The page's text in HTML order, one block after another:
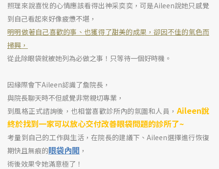
照理來說喜悅的心情應該看得出神采奕奕，可是Aileen說她只感覺
到自己看起來好像疲憊不堪，
明明做著自己喜歡的事、也獲得了甜美的成果，卻因不佳的氣色而
掃興，
從此除眼袋就被她列為必做之事！只等待一個好時機。
因緣際會下Aileen認識了詹院長，
與院長聊天時不但感覺非常親切專業，
到風格正式諮詢後，也相當喜歡診所內的氛圍和人員，Aileen說
終於找到一家可以放心交付改善眼袋問題的診所了~
考量到自己的工作與生活，在院長的建議下、Aileen選擇進行恢復
期快且無痕的眼袋內開 ，
術後效果令她滿意極了！